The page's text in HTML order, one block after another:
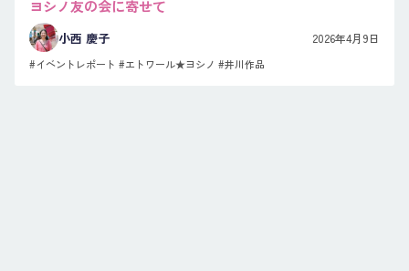
ヨシノ友の会に寄せて
小西 慶子 2026年4月9日
#イベントレポート #エトワール★ヨシノ #井川作品